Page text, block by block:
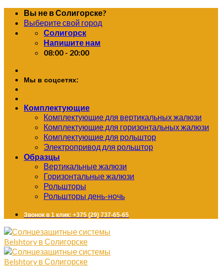
Skip
content
Вы не в Солигорске?
Выберите свой город
Солигорск
Напишите нам
08:00 - 20:00
Мы в соцсетях:
Комплектующие
Комплектующие для вертикальных жалюзи
Комплектующие для горизонтальных жалюзи
Комплектующие для рольштор
Электропривод для рольштор
Образцы
Вертикальные жалюзи
Горизонтальные жалюзи
Рольшторы
Рольшторы день-ночь
Звонок в 1 клик: +375 (29) 737-65-65